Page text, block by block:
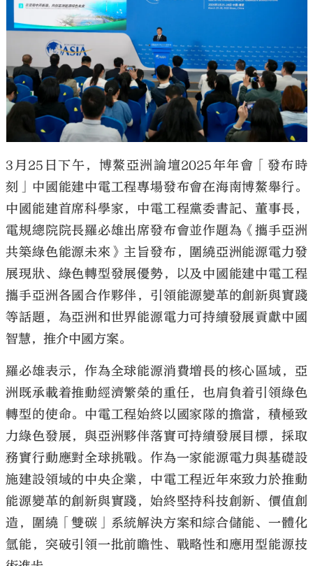
3月25日下午，博鰲亞洲論壇2025年年會「發布時
刻」中國能建中電工程專場發布會在海南博鰲舉行。
中國能建首席科學家，中電工程黨委書記、董事長，
電規總院院長羅必雄出席發布會並作題為《攜手亞洲
共築綠色能源未來》主旨發布，圍繞亞洲能源電力發
展現狀、綠色轉型發展優勢，以及中國能建中電工程
攜手亞洲各國合作夥伴，引領能源變革的創新與實踐
等話題，為亞洲和世界能源電力可持續發展貢獻中國
智慧，推介中國方案。
羅必雄表示，作為全球能源消費增長的核心區域，亞
洲既承載着推動經濟繁榮的重任，也肩負着引領綠色
轉型的使命。中電工程始終以國家隊的擔當，積極致
力綠色發展，與亞洲夥伴落實可持續發展目標，採取
務實行動應對全球挑戰。作為一家能源電力與基礎設
施建設領域的中央企業，中電工程近年來致力於推動
能源變革的創新與實踐，始終堅持科技創新、價值創
造，圍繞「雙碳」系統解決方案和綜合儲能、一體化
氫能，突破引領一批前瞻性、戰略性和應用型能源技